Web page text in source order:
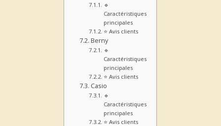
🔹
Caractéristiques
principales
⭐ Avis clients
Berny
🔹
Caractéristiques
principales
⭐ Avis clients
Casio
🔹
Caractéristiques
principales
⭐ Avis clients